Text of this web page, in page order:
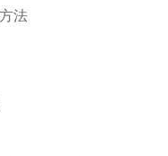
法